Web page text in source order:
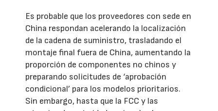
Es probable que los proveedores con sede en
China respondan acelerando la localización
de la cadena de suministro, trasladando el
montaje final fuera de China, aumentando la
proporción de componentes no chinos y
preparando solicitudes de ‘aprobación
condicional’ para los modelos prioritarios.
Sin embargo, hasta que la FCC y las